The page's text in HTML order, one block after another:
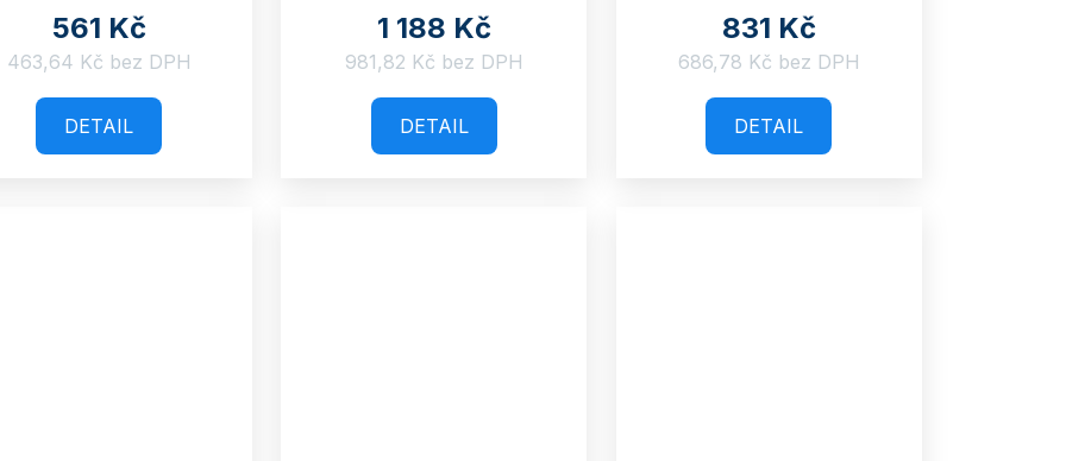
561 Kč
463,64 Kč bez DPH
DETAIL
1 188 Kč
981,82 Kč bez DPH
DETAIL
831 Kč
686,78 Kč bez DPH
DETAIL